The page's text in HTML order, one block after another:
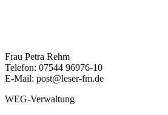
Frau Petra Rehm
Telefon: 07544 96976-10
E-Mail: post@leser-fm.de
WEG-Verwaltung